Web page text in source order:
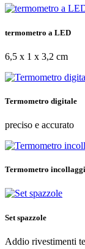
termometro a LED
6,5 x 1 x 3,2 cm
Termometro digitale
preciso e accurato
Termometro
Set spazzole
Addio rivestimenti